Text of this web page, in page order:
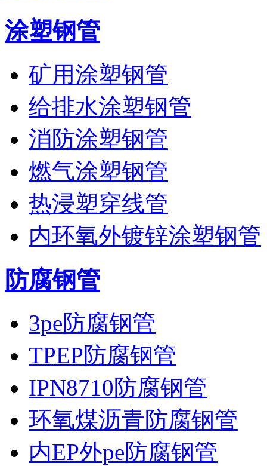
涂塑钢管
矿用涂塑钢管
给排水涂塑钢管
消防涂塑钢管
燃气涂塑钢管
热浸塑穿线管
内环氧外镀锌涂塑钢管
防腐钢管
3pe防腐钢管
TPEP防腐钢管
IPN8710防腐钢管
环氧煤沥青防腐钢管
内EP外pe防腐钢管